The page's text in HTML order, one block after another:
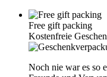
Free gift packing
Kostenfreie
Noch nie war es so